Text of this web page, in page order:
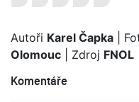
Autoři Karel Čapka |
Olomouc | Zdroj FNOL
Komentáře